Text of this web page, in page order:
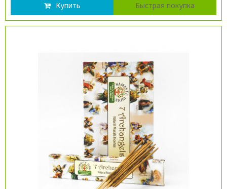
Купить Быстрая покупка